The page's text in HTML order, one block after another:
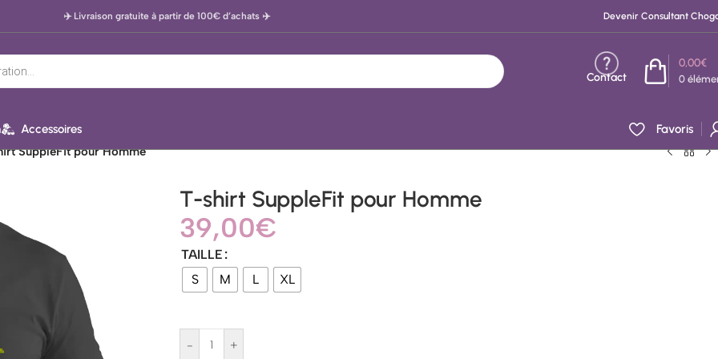
✈️ Livraison gratuite à partir de 100€ d’achats ✈️ Devenir Consultant
Contact 0
0,00€
Accessoires
Favoris
SuppleFit pour Homme
T-shirt SuppleFit pour Homme
39,00€
TAILLE
S
M L XL
- +